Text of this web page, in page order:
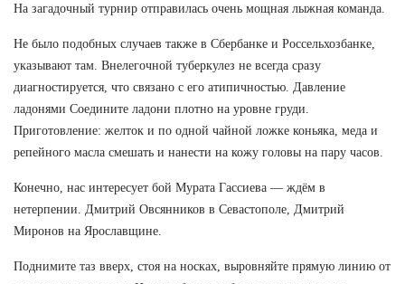
На загадочный турнир отправилась очень мощная лыжная команда.
Не было подобных случаев также в Сбербанке и Россельхозбанке,
указывают там. Внелегочной туберкулез не всегда сразу
диагностируется, что связано с его атипичностью. Давление
ладонями Соедините ладони плотно на уровне груди.
Приготовление: желток и по одной чайной ложке коньяка, меда и
репейного масла смешать и нанести на кожу головы на пару часов.
Конечно, нас интересует бой Мурата Гассиева — ждём в
нетерпении. Дмитрий Овсянников в Севастополе, Дмитрий
Миронов на Ярославщине.
Поднимите таз вверх, стоя на носках, выровняйте прямую линию от